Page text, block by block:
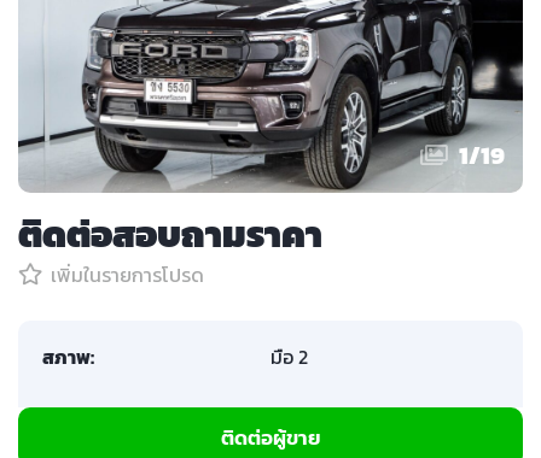
1/19
ติดต่อสอบถามราคา
เพิ่มในรายการโปรด
สภาพ: มือ 2
ติดต่อผู้ขาย